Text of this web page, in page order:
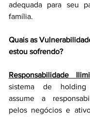
adequada para seu
família.
Quais as
estou sofrendo?
Responsabilidade
sistema de
assume a
pelos negócios e